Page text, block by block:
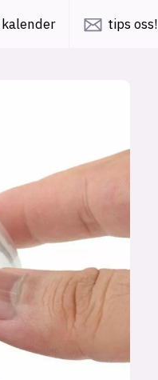
kalender tips oss!
nyhetsbrev
kode24-klubben
LinkedIn
Bluesky
Facebook
annonsepriser
annonseguide